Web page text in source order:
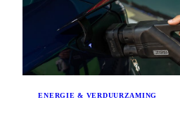
ENERGIE & VERDUURZAMING